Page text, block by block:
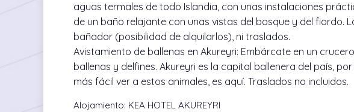
aguas termales de todo Islandia, con unas instalaciones
de un baño relajante con unas vistas del bosque y del fiordo.
bañador (posibilidad de alquilarlos), ni traslados.
Avistamiento de ballenas en Akureyri: Embárcate en un
ballenas y delfines. Akureyri es la capital ballenera del país,
más fácil ver a estos animales, es aquí. Traslados no incluidos.
Alojamiento: KEA HOTEL AKUREYRI